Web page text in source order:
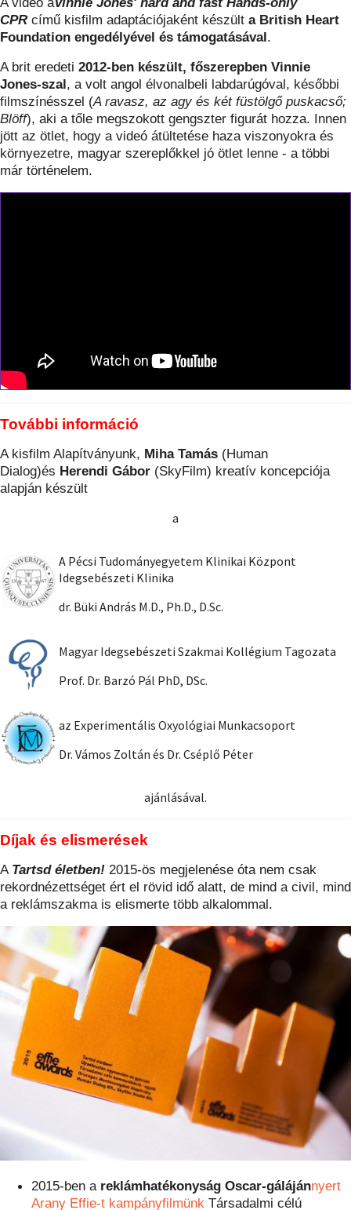
CPR című kisfilm adaptációjaként készült a British Heart
Foundation engedélyével és támogatásával.
A brit eredeti 2012-ben készült, főszerepben Vinnie
Jones-szal, a volt angol élvonalbeli labdarúgóval, későbbi
filmszínésszel (A ravasz, az agy és két füstölgő puskacső;
Blöff), aki a tőle megszokott gengszter figurát hozza. Innen
jött az ötlet, hogy a videó átültetése haza viszonyokra és
környezetre, magyar szereplőkkel jó ötlet lenne - a többi
már történelem.
További információ
A kisfilm Alapítványunk, Miha Tamás (Human
Dialog)és Herendi Gábor (SkyFilm) kreatív koncepciója
alapján készült
a
A Pécsi Tudományegyetem Klinikai Központ
Idegsebészeti Klinika
dr. Büki András M.D., Ph.D., D.Sc.
Magyar Idegsebészeti Szakmai Kollégium Tagozata
Prof. Dr. Barzó Pál PhD, DSc.
az Experimentális Oxyológiai Munkacsoport
Dr. Vámos Zoltán és Dr. Cséplő Péter
ajánlásával.
Díjak és elismerések
A Tartsd életben! 2015-ös megjelenése óta nem csak
rekordnézettséget ért el rövid idő alatt, de mind a civil, mind
a reklámszakma is elismerte több alkalommal.
2015-ben a reklámhatékonyság Oscar-gálájánnyert
Arany Effie-t kampányfilmünk Társadalmi célú